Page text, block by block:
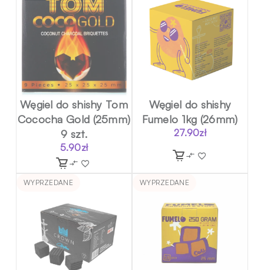
Węgiel do shishy Tom
Cococha Gold (25mm)
9 szt.
5.90zł
Węgiel do shishy
Fumelo 1kg (26mm)
27.90zł
WYPRZEDANE WYPRZEDANE